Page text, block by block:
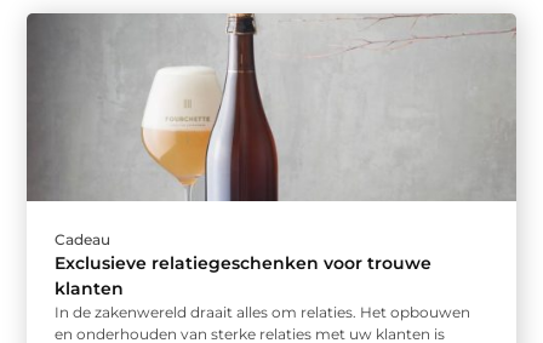
Cadeau
Exclusieve relatiegeschenken voor trouwe
klanten
In de zakenwereld draait alles om relaties. Het opbouwen
en onderhouden van sterke relaties met uw klanten is